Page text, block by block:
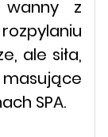
wanny z
ale siła,
SPA.